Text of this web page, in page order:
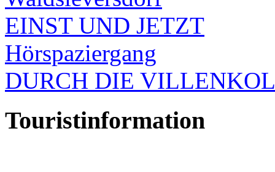
EINST UND JETZT
Hörspaziergang
DURCH DIE
Touristinformation